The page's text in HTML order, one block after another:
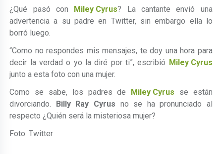
¿Qué pasó con Miley Cyrus? La cantante envió una
advertencia a su padre en Twitter, sin embargo ella lo
borró luego.
“Como no respondes mis mensajes, te doy una hora para
decir la verdad o yo la diré por ti”, escribió Miley Cyrus
junto a esta foto con una mujer.
Como se sabe, los padres de Miley Cyrus se están
divorciando. Billy Ray Cyrus no se ha pronunciado al
respecto ¿Quién será la misteriosa mujer?
Foto: Twitter